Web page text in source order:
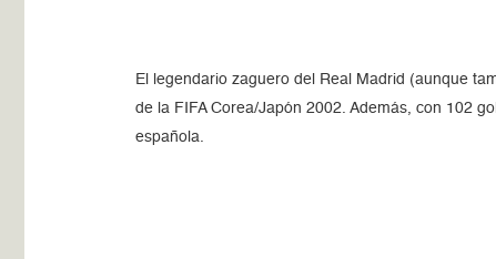
El legendario zaguero del Real Madrid (aunque
de la FIFA Corea/Japón 2002. Además, con 102
española.